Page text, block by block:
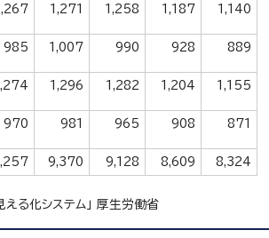
1,271 1,258 1,187 1,140
985 1,007 990 928 889
1,296 1,282 1,204 1,155
970 981 965 908 871
9,370 9,128 8,609 8,324
える化システム」 厚生労働省